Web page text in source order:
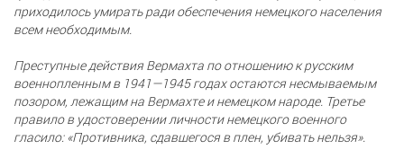
приходилось умирать ради обеспечения немецкого населения
всем необходимым.
Преступные действия Вермахта по отношению к русским
военнопленным в 1941—1945 годах остаются несмываемым
позором, лежащим на Вермахте и немецком народе. Третье
правило в удостоверении личности немецкого военного
гласило: «Противника, сдавшегося в плен, убивать нельзя».